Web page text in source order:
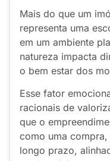
Mais do que um
representa uma
em um ambiente
natureza impacta
o bem estar dos
Esse fator
racionais de
que o
como uma
longo prazo,